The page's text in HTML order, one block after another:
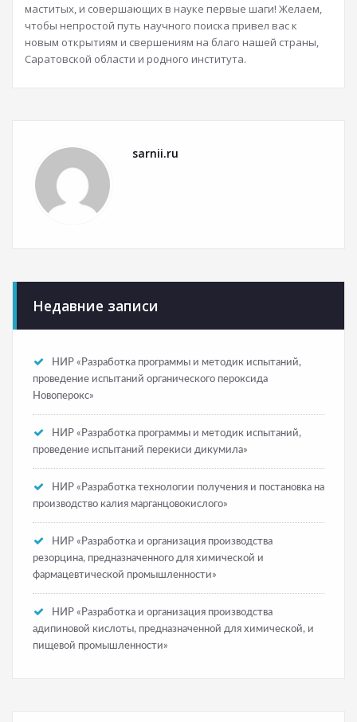
маститых, и совершающих в науке первые шаги! Желаем,
чтобы непростой путь научного поиска привел вас к
новым открытиям и свершениям на благо нашей страны,
Саратовской области и родного института.
sarnii.ru
Недавние записи
НИР «Разработка программы и методик испытаний,
проведение испытаний органического пероксида
Новоперокс»
НИР «Разработка программы и методик испытаний,
проведение испытаний перекиси дикумила»
НИР «Разработка технологии получения и постановка на
производство калия марганцовокислого»
НИР «Разработка и организация производства
резорцина, предназначенного для химической и
фармацевтической промышленности»
НИР «Разработка и организация производства
адипиновой кислоты, предназначенной для химической, и
пищевой промышленности»